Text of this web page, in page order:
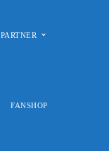
PARTNER
FANSHOP